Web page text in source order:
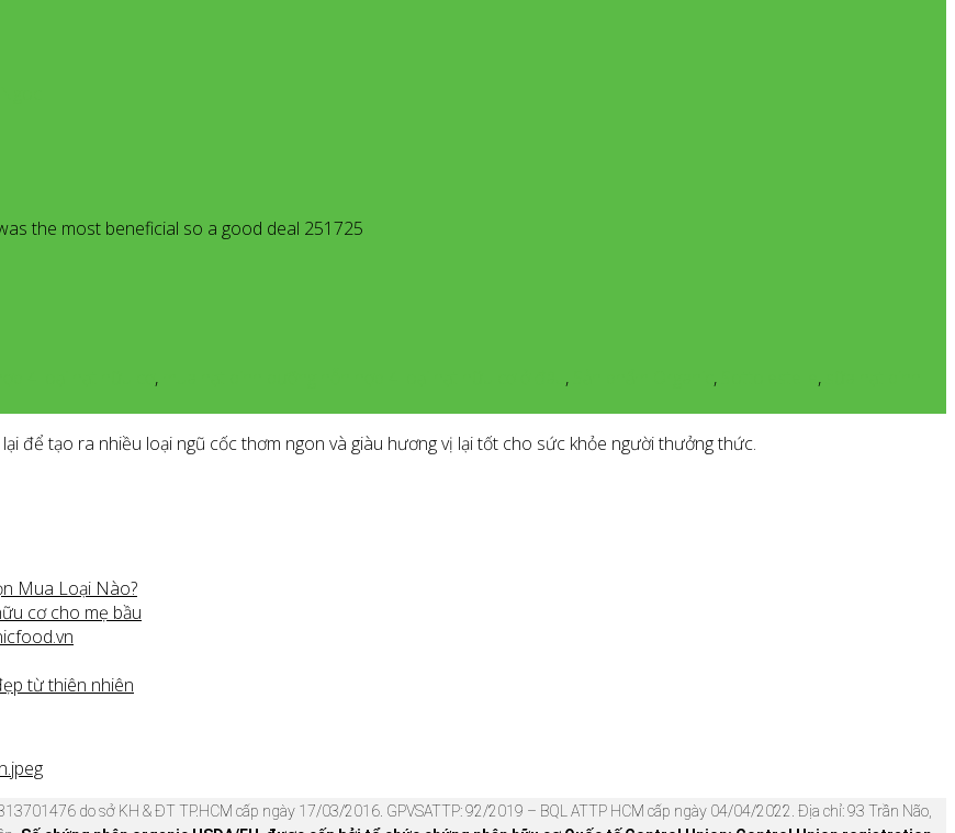
the most beneficial so a good deal 251725
, , , ,
để tạo ra nhiều loại ngũ cốc thơm ngon và giàu hương vị lại tốt cho sức khỏe người thưởng thức.
Mua Loại Nào?
cơ cho mẹ bầu
từ thiên nhiên
do sở KH & ĐT TP.HCM cấp ngày 17/03/2016. GPVSATTP: 92/2019 – BQL ATTP HCM cấp ngày 04/04/2022. Địa chỉ: 93 Trần Não,